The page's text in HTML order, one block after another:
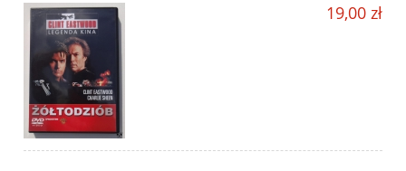
19,00 zł